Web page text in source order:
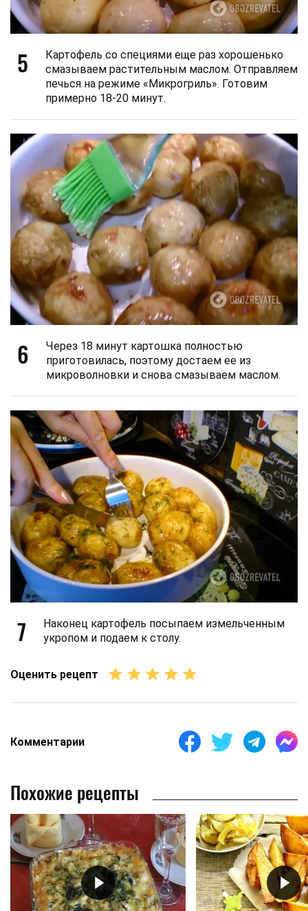
5
Картофель со специями еще раз хорошенько
смазываем растительным маслом. Отправляем
печься на режиме «Микрогриль». Готовим
примерно 18-20 минут.
6
Через 18 минут картошка полностью
приготовилась, поэтому достаем ее из
микроволновки и снова смазываем маслом.
7
Наконец картофель посыпаем измельченным
укропом и подаем к столу.
Оценить рецепт
Комментарии
Похожие рецепты